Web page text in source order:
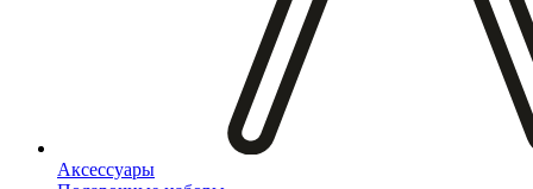
Аксессуары